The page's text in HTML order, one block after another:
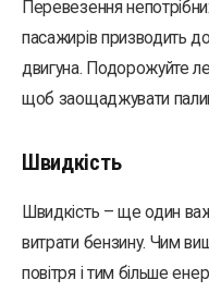
Перевезення
пасажирів призводить
двигуна. Подорожуйте
щоб заощаджувати
Швидкість
Швидкість – ще один
витрати бензину. Чим
повітря і тим більше